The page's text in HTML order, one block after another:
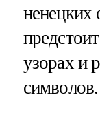
ненецких
узорах и
символов.